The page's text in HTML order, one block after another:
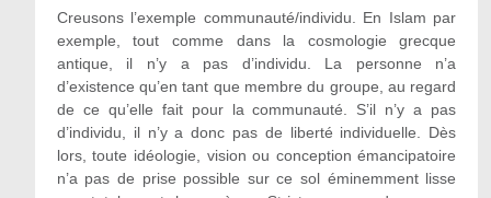
Creusons l’exemple communauté/individu. En Islam par
exemple, tout comme dans la cosmologie grecque
antique, il n’y a pas d’individu. La personne n’a
d’existence qu’en tant que membre du groupe, au regard
de ce qu’elle fait pour la communauté. S’il n’y a pas
d’individu, il n’y a donc pas de liberté individuelle. Dès
lors, toute idéologie, vision ou conception émancipatoire
n’a pas de prise possible sur ce sol éminemment lisse